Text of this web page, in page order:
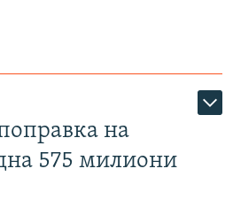
на
575 милиони